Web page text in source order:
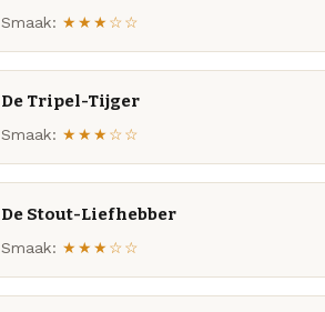
Smaak: ★★★☆☆
De Tripel-Tijger
Smaak: ★★★☆☆
De Stout-Liefhebber
Smaak: ★★★☆☆